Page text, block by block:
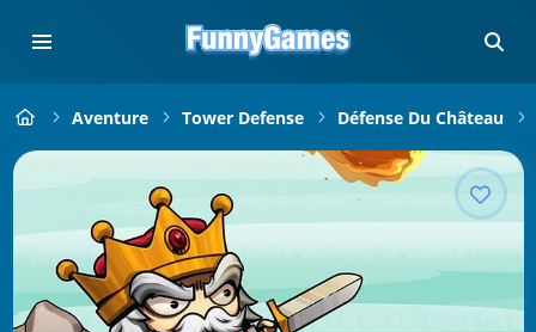
Aventure Tower Defense Défense Du Château